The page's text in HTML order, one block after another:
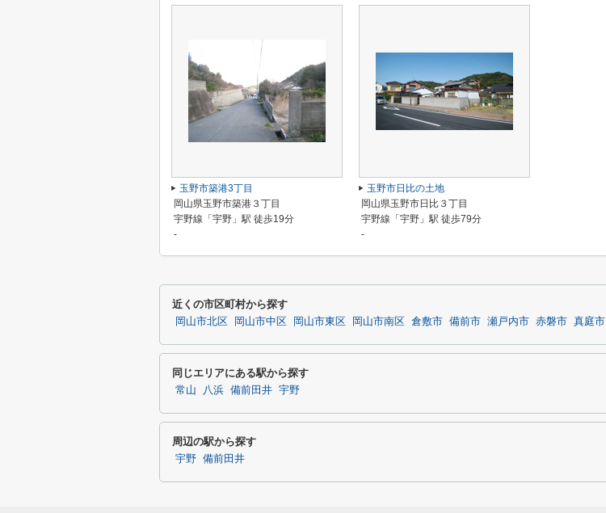
玉野市築港3丁目
岡山県玉野市築港３丁目
宇野線「宇野」駅 徒歩19分
-
玉野市日比の土地
岡山県玉野市日比３丁目
宇野線「宇野」駅 徒歩79分
-
近くの市区町村から探す
岡山市北区 岡山市中区 岡山市東区 岡山市南区 倉敷市 備前市 瀬戸内市 赤磐市 真庭市
同じエリアにある駅から探す
常山 八浜 備前田井 宇野
周辺の駅から探す
宇野 備前田井